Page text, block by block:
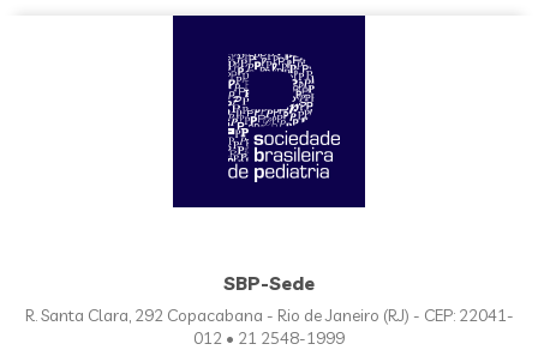
SBP-Sede
R. Santa Clara, 292 Copacabana - Rio de Janeiro (RJ) - CEP: 22041-
012 • 21 2548-1999